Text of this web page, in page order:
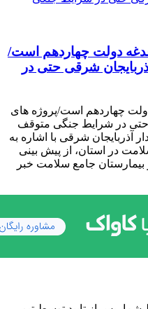
دولت چهاردهم است/
شرقی حتی در
چهاردهم است/پروژه ‌های
حتی در شرایط جنگی متوقف
آذربایجان شرقی با اشاره به
در استان، از پیش ‌بینی
بیمارستان جامع سلامت خبر